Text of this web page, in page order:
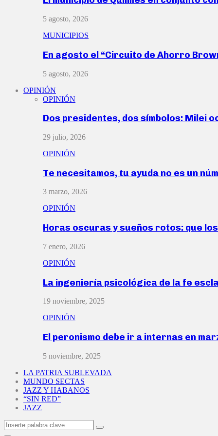
5 agosto, 2026
MUNICIPIOS
En agosto el “Circuito de Ahorro
5 agosto, 2026
OPINIÓN
OPINIÓN
Dos presidentes, dos símbolos: Milei
29 julio, 2026
OPINIÓN
Te necesitamos, tu ayuda no es un
3 marzo, 2026
OPINIÓN
Horas oscuras y sueños rotos: que
7 enero, 2026
OPINIÓN
La ingeniería psicológica de la fe
19 noviembre, 2025
OPINIÓN
El peronismo debe ir a internas en
5 noviembre, 2025
LA PATRIA SUBLEVADA
MUNDO SECTAS
JAZZ Y HABANOS
“SIN RED”
JAZZ
Search
for:
Search